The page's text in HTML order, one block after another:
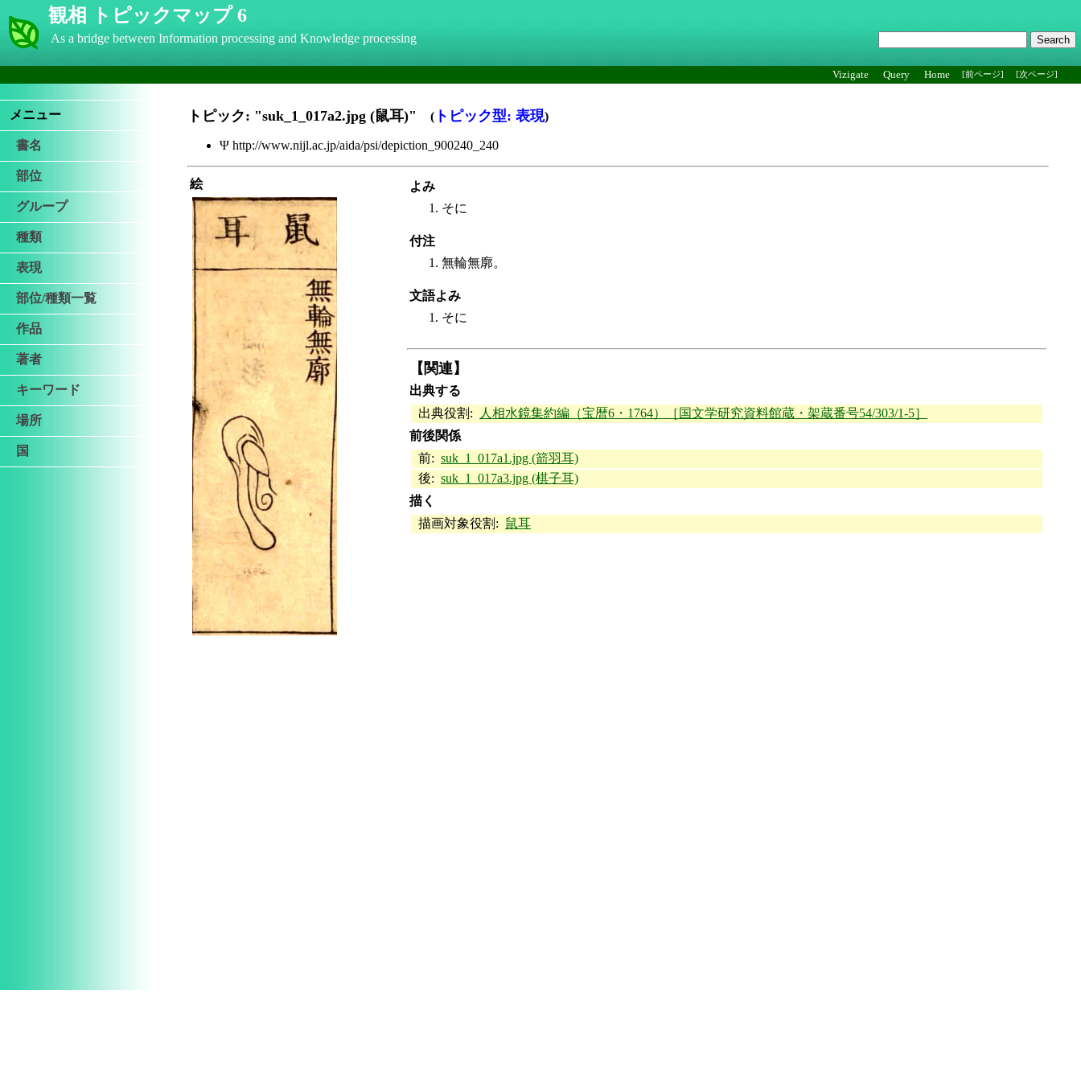
観相 トピックマップ 6
As a bridge between Information processing and Knowledge processing
Vizigate Query Home [次ページ]
[前ページ]
メニュー
書名
部位
グループ
種類
表現
部位/種類一覧
作品
著者
キーワード
場所
国
トピック: "suk_1_017a2.jpg (鼠耳)" ( トピック型: 表現)
Ψ http://www.nijl.ac.jp/aida/psi/depiction_900240_240
絵
よみ
そに
付注
無輪無廓。
文語よみ
そに
【関連】
出典する
出典役割:
人相水鏡集約編（宝暦6・1764）［国文学研究資料館蔵・架蔵番号54/303/1-5］
前後関係
前: suk_1_017a1.jpg (箭羽耳)
後: suk_1_017a3.jpg (棋子耳)
描く
描画対象役割: 鼠耳